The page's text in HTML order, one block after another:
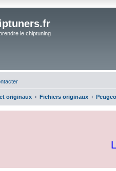
le chiptuning
originaux Fichiers originaux